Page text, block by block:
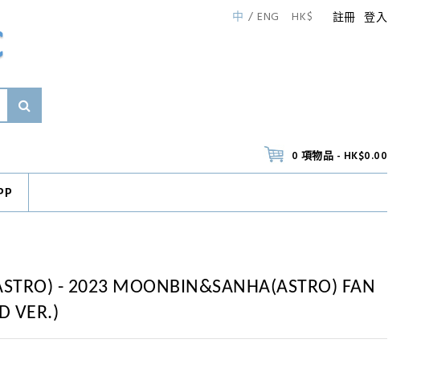
註冊 登入
中 ENG HK$
0 項物品 - HK$0.00
- 2023 MOONBIN&SANHA(ASTRO) FAN
VER.)